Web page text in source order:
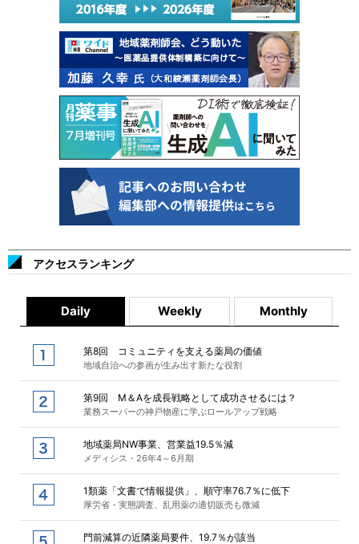
アクセスランキング
Daily Weekly Monthly
第8回 コミュニティを支える薬局の価値
地域自治への参画が生み出す新たな役割
第9回 M＆Aを成長戦略として成功させるには？
業務スーパーの神戸物産に学ぶロールアップ戦略
地域薬局NW事業、営業益19.5％減
メディシス・26年4～6月期
1類薬「文書で情報提供」、順守率76.7％に低下
厚労省・実態調査、乱用薬の適切販売も微減
門前減算の近隣薬局要件、19.7％が該当